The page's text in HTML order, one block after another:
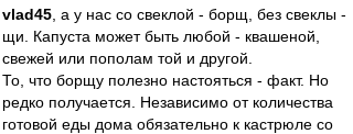
vlad45 , а у нас со свеклой - борщ, без свеклы -
щи. Капуста может быть любой - квашеной,
свежей или пополам той и другой.
То, что борщу полезно настояться - факт. Но
редко получается. Независимо от количества
готовой еды дома обязательно к кастрюле со